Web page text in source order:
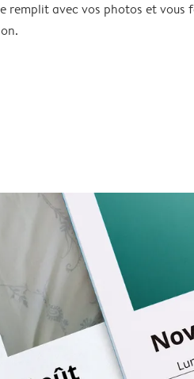
remplit avec vos photos et vous